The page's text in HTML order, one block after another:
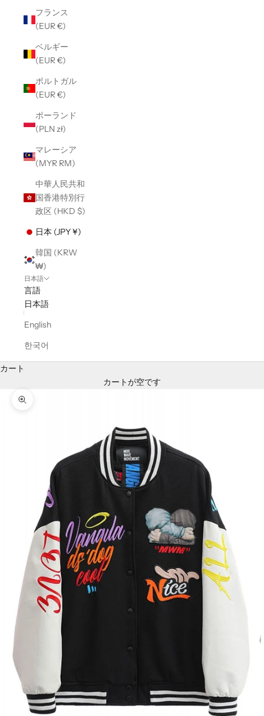
フランス
(EUR €)
ベルギー
(EUR €)
ポルトガル
(EUR €)
ポーランド
(PLN zł)
マレーシア
(MYR RM)
中華人民共和
国香港特別行
政区 (HKD $)
日本 (JPY ¥)
韓国 (KRW
₩)
日本語
言語
日本語
English
한국어
カート
カートが空です
ズームイン